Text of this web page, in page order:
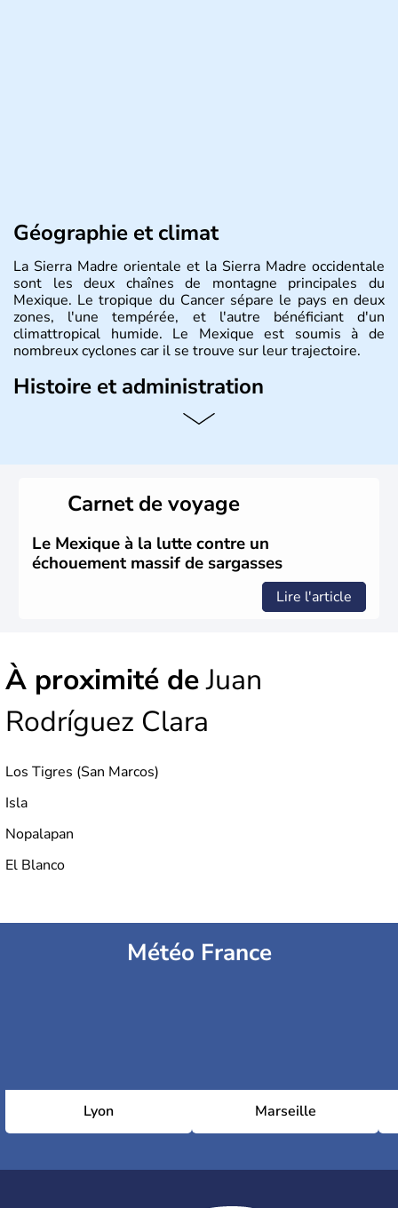
Géographie et climat
La Sierra Madre orientale et la Sierra Madre occidentale
sont les deux chaînes de montagne principales du
Mexique. Le tropique du Cancer sépare le pays en deux
zones, l'une tempérée, et l'autre bénéficiant d'un
climattropical humide. Le Mexique est soumis à de
nombreux cyclones car il se trouve sur leur trajectoire.
Histoire et administration
Bordé au Sud par le Guatemala et le Belize, le Mexique
Carnet de voyage
Le Mexique à la lutte contre un
échouement massif de sargasses
Lire l'article
À proximité deJuan
Rodríguez Clara
Los Tigres (San Marcos)
Isla
Nopalapan
El Blanco
Météo France
Lyon Marseille